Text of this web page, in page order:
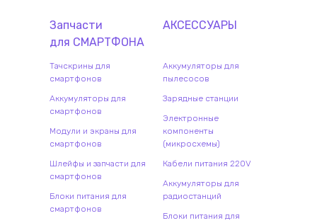
Запчасти
для СМАРТФОНА
Тачскрины для
смартфонов
Аккумуляторы для
смартфонов
Модули и экраны для
смартфонов
Шлейфы и запчасти для
смартфонов
Блоки питания для
смартфонов
АКСЕССУАРЫ
Аккумуляторы для
пылесосов
Зарядные станции
Электронные
компоненты
(микросхемы)
Кабели питания 220V
Аккумуляторы для
радиостанций
Блоки питания для